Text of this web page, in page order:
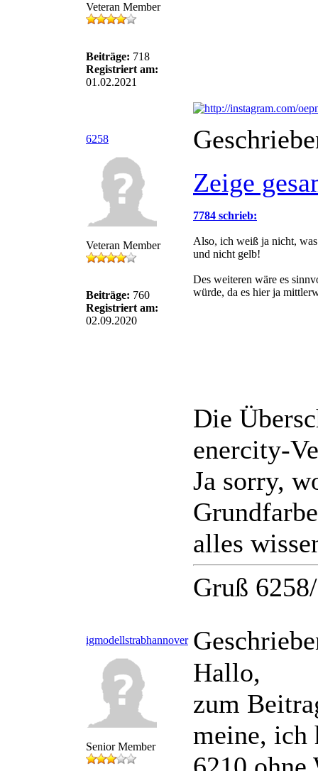
Veteran Member
Beiträge: 718
Registriert am:
01.02.2021
6258
Veteran Member
Beiträge: 760
Registriert am:
02.09.2020
Zeige
7784 schrieb:
Also, ich weiß ja nicht,
und nicht gelb!
Des weiteren wäre es
würde, da es hier ja
Die
enercity-
Ja sorry,
alles
Gruß
igmodellstrabhannover
Senior Member
Hallo,
zum
meine, ich